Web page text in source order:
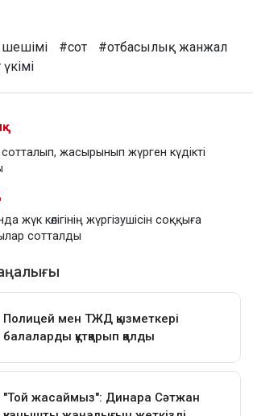
#сот
#отбасылық жанжал
сотталып, жасырынып жүрген күдікті
көлігінің жүргізушісін соққыға
сотталды